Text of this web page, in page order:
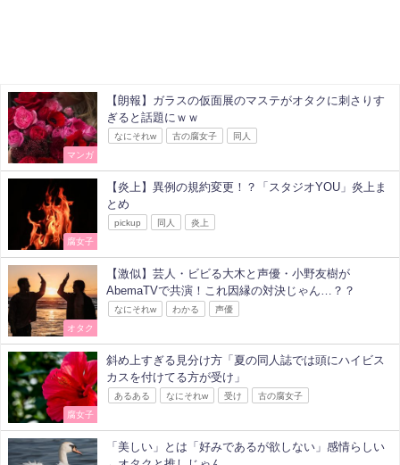
マンガ
【朗報】ガラスの仮面展のマステがオタクに刺さりす
ぎると話題にｗｗ
なにそれw 古の腐女子 同人
腐女子
【炎上】異例の規約変更！？「スタジオYOU」炎上ま
とめ
pickup 同人 炎上
オタク
【激似】芸人・ビビる大木と声優・小野友樹が
AbemaTVで共演！これ因縁の対決じゃん…？？
なにそれw わかる 声優
腐女子
斜め上すぎる見分け方「夏の同人誌では頭にハイビス
カスを付けてる方が受け」
あるある なにそれw 受け 古の腐女子
「美しい」とは「好みであるが欲しない」感情らしい